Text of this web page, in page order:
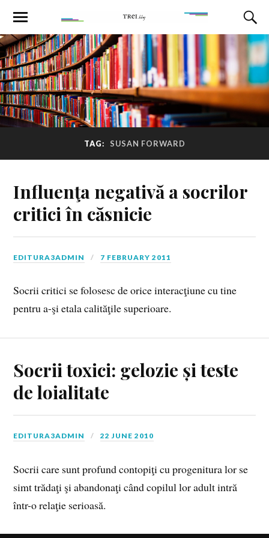
TAG: SUSAN FORWARD
Influenţa negativă a socrilor
critici în căsnicie
EDITURA3ADMIN 7 FEBRUARY 2011
Socrii critici se folosesc de orice interacţiune cu tine
pentru a-şi etala calităţile superioare.
Socrii toxici: gelozie și teste
de loialitate
EDITURA3ADMIN 22 JUNE 2010
Socrii care sunt profund contopiţi cu progenitura lor se
simt trădaţi şi abandonaţi când copilul lor adult intră
într-o relaţie serioasă.